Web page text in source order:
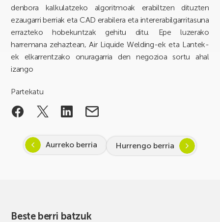
denbora kalkulatzeko algoritmoak erabiltzen dituzten
ezaugarri berriak eta CAD erabilera eta intererabilgarritasuna
errazteko hobekuntzak gehitu ditu. Epe luzerako
harremana zehaztean, Air Liquide Welding-ek eta Lantek-
ek elkarrentzako onuragarria den negozioa sortu ahal
izango
Partekatu
Aurreko berria Hurrengo berria
Beste berri batzuk